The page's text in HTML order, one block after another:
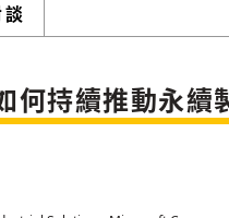
何持續推動永續